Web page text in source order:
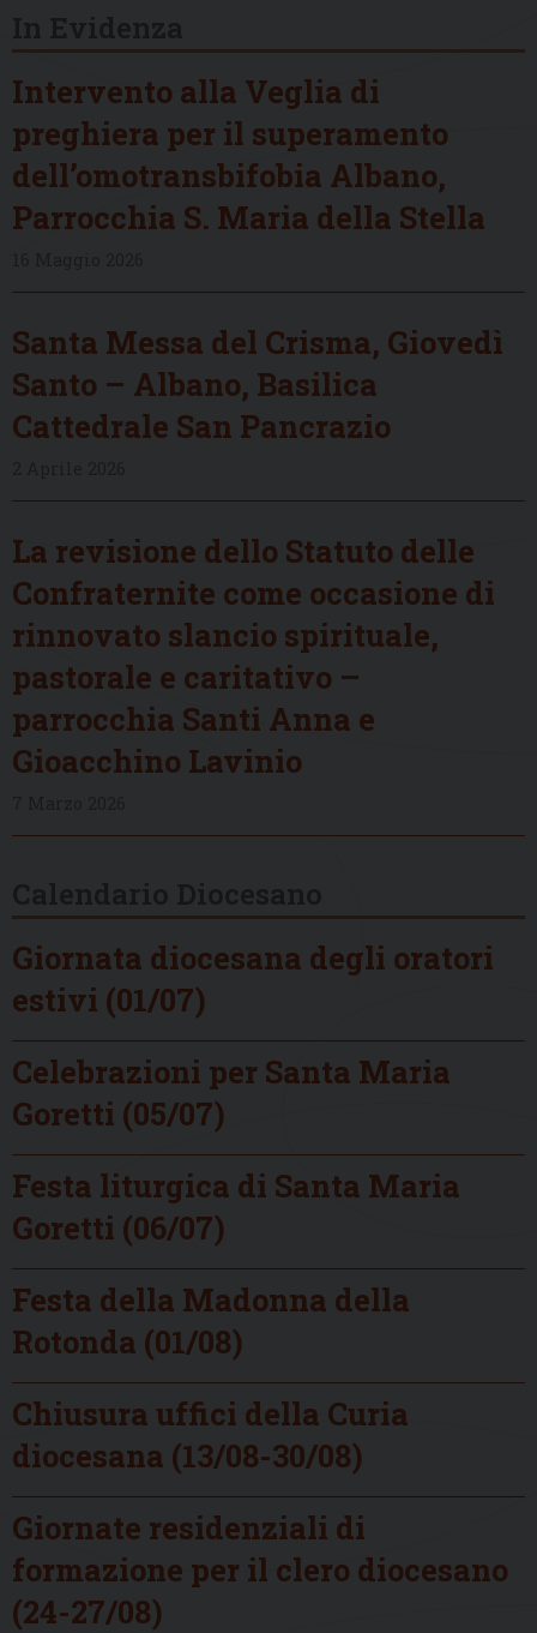
Intervento alla Veglia di
preghiera per il superamento
dell’omotransbifobia Albano,
Parrocchia S. Maria della Stella
Santa Messa del Crisma, Giovedì
Santo – Albano, Basilica
Cattedrale San Pancrazio
La revisione dello Statuto delle
Confraternite come occasione di
rinnovato slancio spirituale,
pastorale e caritativo –
parrocchia Santi Anna e
Gioacchino Lavinio
Giornata diocesana degli oratori
estivi (01/07)
Celebrazioni per Santa Maria
Goretti (05/07)
Festa liturgica di Santa Maria
Goretti (06/07)
Festa della Madonna della
Rotonda (01/08)
Chiusura uffici della Curia
diocesana (13/08-30/08)
Giornate residenziali di
formazione per il clero diocesano
(24-27/08)